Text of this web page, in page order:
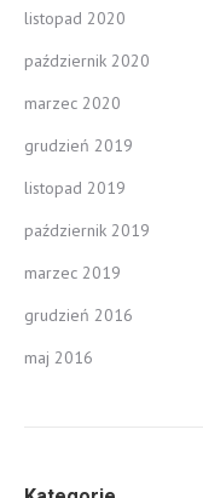
listopad 2020
październik 2020
marzec 2020
grudzień 2019
listopad 2019
październik 2019
marzec 2019
grudzień 2016
maj 2016